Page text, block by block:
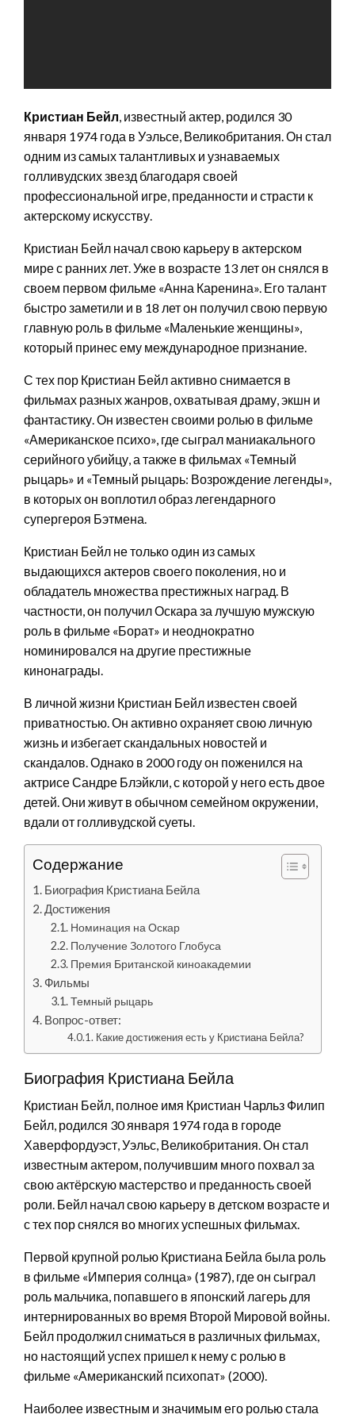
Кристиан Бейл, известный актер, родился 30
января 1974 года в Уэльсе, Великобритания. Он стал
одним из самых талантливых и узнаваемых
голливудских звезд благодаря своей
профессиональной игре, преданности и страсти к
актерскому искусству.
Кристиан Бейл начал свою карьеру в актерском
мире с ранних лет. Уже в возрасте 13 лет он снялся в
своем первом фильме «Анна Каренина». Его талант
быстро заметили и в 18 лет он получил свою первую
главную роль в фильме «Маленькие женщины»,
который принес ему международное признание.
С тех пор Кристиан Бейл активно снимается в
фильмах разных жанров, охватывая драму, экшн и
фантастику. Он известен своими ролью в фильме
«Американское психо», где сыграл маниакального
серийного убийцу, а также в фильмах «Темный
рыцарь» и «Темный рыцарь: Возрождение легенды»,
в которых он воплотил образ легендарного
супергероя Бэтмена.
Кристиан Бейл не только один из самых
выдающихся актеров своего поколения, но и
обладатель множества престижных наград. В
частности, он получил Оскара за лучшую мужскую
роль в фильме «Борат» и неоднократно
номинировался на другие престижные
кинонаграды.
В личной жизни Кристиан Бейл известен своей
приватностью. Он активно охраняет свою личную
жизнь и избегает скандальных новостей и
скандалов. Однако в 2000 году он поженился на
актрисе Сандре Блэйкли, с которой у него есть двое
детей. Они живут в обычном семейном окружении,
вдали от голливудской суеты.
Содержание
Биография Кристиана Бейла
Достижения
Номинация на Оскар
Получение Золотого Глобуса
Премия Британской киноакадемии
Фильмы
Темный рыцарь
Вопрос-ответ:
Какие достижения есть у Кристиана Бейла?
Биография Кристиана Бейла
Кристиан Бейл, полное имя Кристиан Чарльз Филип
Бейл, родился 30 января 1974 года в городе
Хаверфордуэст, Уэльс, Великобритания. Он стал
известным актером, получившим много похвал за
свою актёрскую мастерство и преданность своей
роли. Бейл начал свою карьеру в детском возрасте и
с тех пор снялся во многих успешных фильмах.
Первой крупной ролью Кристиана Бейла была роль
в фильме «Империя солнца» (1987), где он сыграл
роль мальчика, попавшего в японский лагерь для
интернированных во время Второй Мировой войны.
Бейл продолжил сниматься в различных фильмах,
но настоящий успех пришел к нему с ролью в
фильме «Американский психопат» (2000).
Наиболее известным и значимым его ролью стала